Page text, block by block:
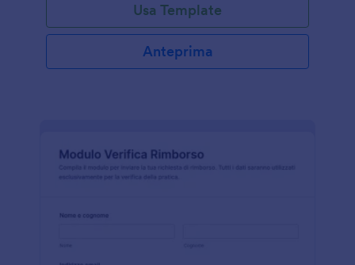
Usa Template
Anteprima